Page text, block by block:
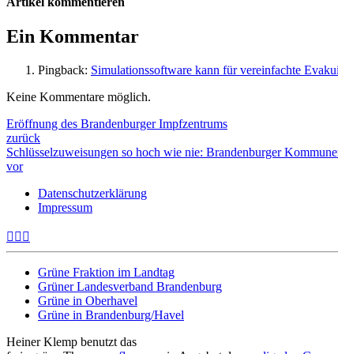
Ein Kommentar
Pingback: Simulationssoftware kann für vereinfachte
Keine Kommentare möglich.
Eröffnung des Brandenburger Impfzentrums
zurück
Schlüsselzuweisungen so hoch wie nie: Brandenburger
vor
Datenschutzerklärung
Impressum
Grüne Fraktion im Landtag
Grüner Landesverband Brandenburg
Grüne in Oberhavel
Grüne in Brandenburg/Havel
Heiner Klemp benutzt das